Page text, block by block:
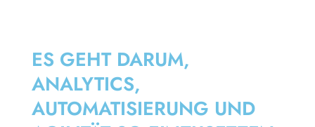
ES GEHT DARUM,
ANALYTICS,
AUTOMATISIERUNG UND